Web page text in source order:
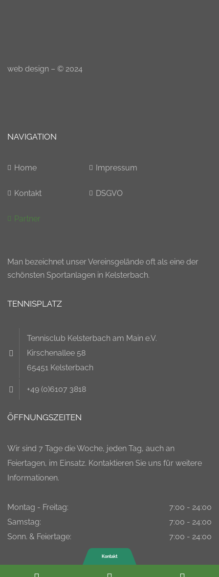
web design – © 2024
NAVIGATION
Home Impressum
Kontakt DSGVO
Partner
Man bezeichnet unser Vereinsgelände oft als eine der
schönsten Sportanlagen in Kelsterbach.
TENNISPLATZ
Tennisclub Kelsterbach am Main e.V.
Kirschenallee 58
65451 Kelsterbach
+49 (0)6107 3818
ÖFFNUNGSZEITEN
Wir sind 7 Tage die Woche, jeden Tag, auch an
Feiertagen, im Einsatz. Kontaktieren Sie uns für weitere
Informationen.
Montag - Freitag:
7:00 - 24:00
Samstag:
7:00 - 24:00
Sonn. & Feiertage:
7:00 - 24:00
Kontakt